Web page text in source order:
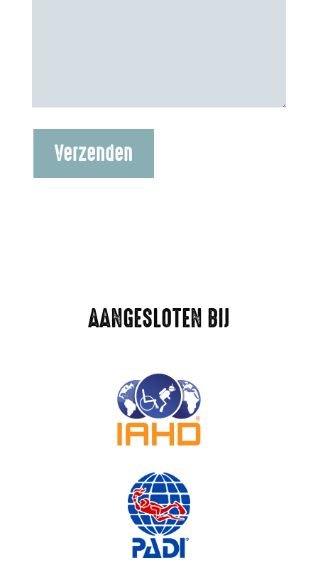
Verzenden
AANGESLOTEN BIJ